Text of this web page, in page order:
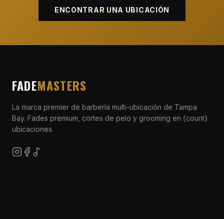
ENCONTRAR UNA UBICACIÓN
FADEMASTERS
La marca premier de barbería multi-ubicación de Tampa
Bay. Fades premium, cortes de pelo y grooming en {count}
ubicaciones.